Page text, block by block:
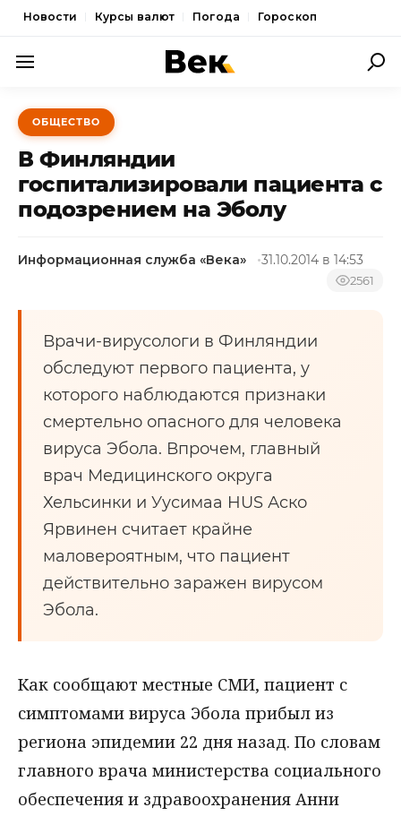
Новости Курсы валют Погода Гороскоп
ПОЛИТИКА
ЭКОНОМИКА
ОБЩЕСТВО
СПОРТ
ОБЩЕСТВО
В Финляндии
госпитализировали пациента с
подозрением на Эболу
Информационная служба «Века» 31.10.2014 в 14:53
2561
Врачи-вирусологи в Финляндии
обследуют первого пациента, у
которого наблюдаются признаки
смертельно опасного для человека
вируса Эбола. Впрочем, главный
врач Медицинского округа
Хельсинки и Уусимаа HUS Аско
Ярвинен считает крайне
маловероятным, что пациент
действительно заражен вирусом
Эбола.
Как сообщают местные СМИ, пациент с
симптомами вируса Эбола прибыл из
региона эпидемии 22 дня назад. По словам
главного врача министерства социального
обеспечения и здравоохранения Анни